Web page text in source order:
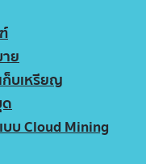
ย
ก็บเหรียญ
ด
บ Cloud Mining